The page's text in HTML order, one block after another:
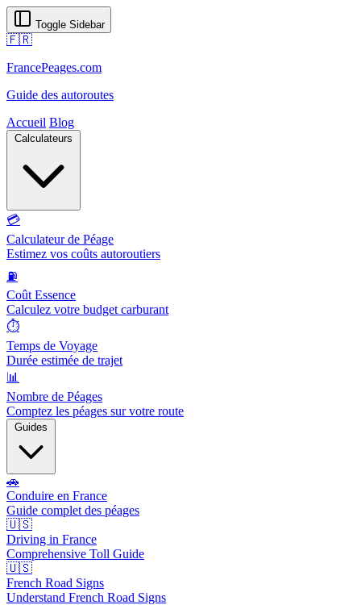
Toggle Sidebar
🇫🇷
FrancePeages.com
Guide des autoroutes
Accueil Blog
Calculateurs
💳
Calculateur de Péage
Estimez vos coûts autoroutiers
⛽
Coût Essence
Calculez votre budget carburant
⏱️
Temps de Voyage
Durée estimée de trajet
📊
Nombre de Péages
Comptez les péages sur votre route
Guides
🚗
Conduire en France
Guide complet des péages
🇺🇸
Driving in France
Comprehensive Toll Guide
🇺🇸
French Road Signs
Understand French Road Signs